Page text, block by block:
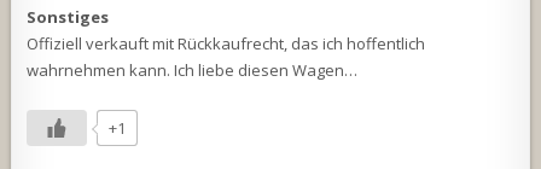
Sonstiges
Offiziell verkauft mit Rückkaufrecht, das ich hoffentlich
wahrnehmen kann. Ich liebe diesen Wagen…
+1